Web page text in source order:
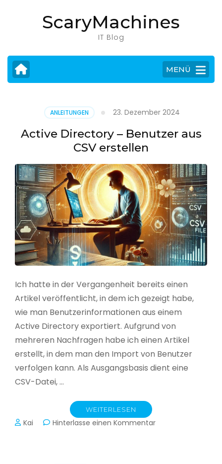
drücken)
ScaryMachines
IT Blog
MENÜ
ANLEITUNGEN 23. Dezember 2024
Active Directory – Benutzer aus
CSV erstellen
Ich hatte in der Vergangenheit bereits einen
Artikel veröffentlicht, in dem ich gezeigt habe,
wie man Benutzerinformationen aus einem
Active Directory exportiert. Aufgrund von
mehreren Nachfragen habe ich einen Artikel
erstellt, in dem man den Import von Benutzer
verfolgen kann. Als Ausgangsbasis dient eine
CSV-Datei, …
WEITERLESEN
Kai Hinterlasse einen Kommentarzu